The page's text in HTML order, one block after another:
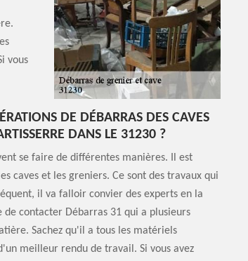
vous
DE DÉBARRAS DES CAVES
DANS LE 31230 ?
se faire de différentes manières. Il est
caves et les greniers. Ce sont des travaux qui
il va falloir convier des experts en la
contacter Débarras 31 qui a plusieurs
Sachez qu'il a tous les matériels
meilleur rendu de travail. Si vous avez